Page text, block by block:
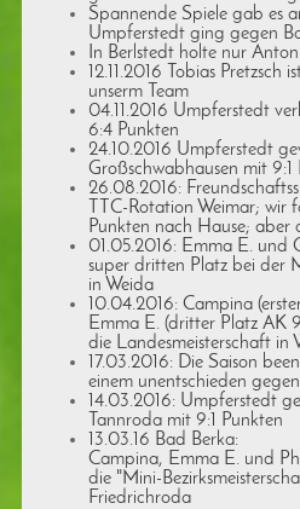
Spannende Spiele gab es
Umpferstedt ging gegen
In Berlstedt holte nur
12.11.2016 Tobias Pretzsch
unserm Team
04.11.2016 Umpferstedt
6:4 Punkten
24.10.2016 Umpferstedt
Großschwabhausen mit 9:1
26.08.2016:
TTC-Rotation Weimar; wir
Punkten nach Hause;
01.05.2016: Emma E. und
super dritten Platz bei der
in Weida
10.04.2016: Campina
Emma E. (dritter Platz AK
die Landesmeisterschaft in
17.03.2016: Die Saison
einem unentschieden
14.03.2016: Umpferstedt
Tannroda mit 9:1 Punkten
13.03.16 Bad Berka:
Campina, Emma E. und
die "Mini-
Friedrichroda